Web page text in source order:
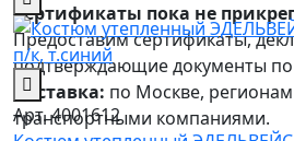
Сертификаты пока не
Предоставим сертификаты,
подтверждающие документы по
Доставка: по Москве,
транспортными компаниями.
Арт. 4001612